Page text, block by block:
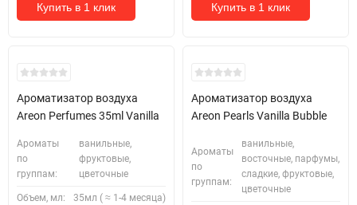
Купить в 1 клик Купить в 1 клик
Ароматизатор воздуха
Areon Perfumes 35ml Vanilla
Ароматы
по
группам:
ванильные,
фруктовые,
цветочные
Объем, мл: 35мл ( ≈ 1-4 месяца)
Ароматизатор воздуха
Areon Pearls Vanilla Bubble
Ароматы
по
группам:
ванильные,
восточные, парфумы,
сладкие, фруктовые,
цветочные